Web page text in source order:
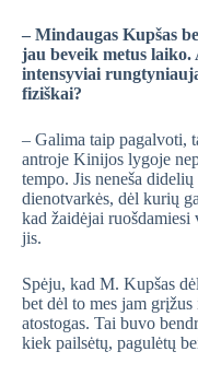
– Mindaugas Kupšas
jau beveik metus
intensyviai
fiziškai?
– Galima taip pagalvoti,
antroje Kinijos lygoje
tempo. Jis neneša
dienotvarkės, dėl kurių
kad žaidėjai ruošdamiesi
jis.
Spėju, kad M. Kupšas
bet dėl to mes jam
atostogas. Tai buvo
kiek pailsėtų, pagulėtų